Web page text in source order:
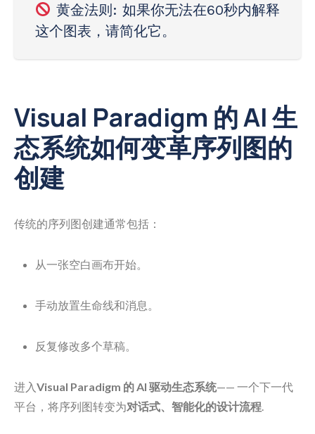
黄金法则 : 如果你无法在60秒内解释
这个图表，请简化它。
Visual Paradigm 的 AI 生
态系统如何变革序列图的
创建
传统的序列图创建通常包括：
从一张空白画布开始。
手动放置生命线和消息。
反复修改多个草稿。
进入 Visual Paradigm 的 AI 驱动生态系统—— 一个下一代
平台，将序列图转变为对话式、智能化的设计流程